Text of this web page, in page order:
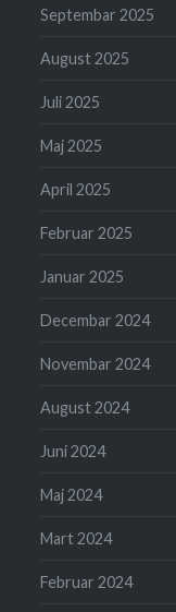
Septembar 2025
August 2025
Juli 2025
Maj 2025
April 2025
Februar 2025
Januar 2025
Decembar 2024
Novembar 2024
August 2024
Juni 2024
Maj 2024
Mart 2024
Februar 2024